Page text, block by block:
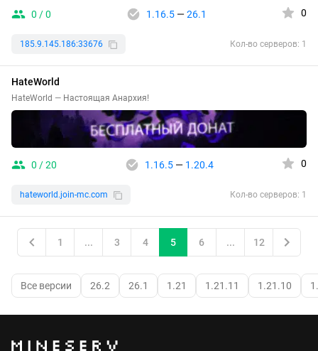
0 / 0 1.16.5— 26.1 0
185.9.145.186:33676 Кол-во серверов: 1
HateWorld
HateWorld — Настоящая Анархия!
0 / 20 1.16.5— 1.20.4 0
hateworld.join-mc.com Кол-во серверов: 1
1 ... 3 4 5 6 ... 12
Все версии 26.2 26.1 1.21 1.21.11 1.21.10